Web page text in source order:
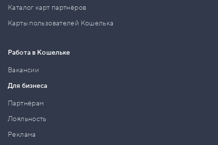
Каталог карт партнёров
Карты пользователей Кошелька
Работа в Кошельке
Вакансии
Для бизнеса
Партнёрам
Лояльность
Реклама